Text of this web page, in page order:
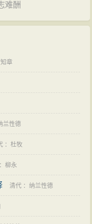
难酬
章
兰性德
：杜牧
：柳永
清代 ：纳兰性德